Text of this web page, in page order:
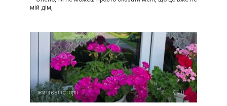
мій дім,
життєві історії 0